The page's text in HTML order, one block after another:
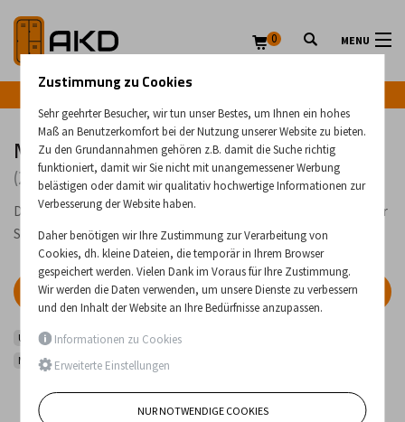
MENU
0
Mobile Patientenbadeliegen
(2 Produkte)
Duschliegen für das Gesundheits- und Pflegewesen, geeignet zur
Sicherstellung der Hygiene für Patienten.
FILTER
Untersuchungsbetten, Betten und Matratzen
Mobile Patientenbadeliegen
Geringster Preis
Zustimmung zu Cookies
Sehr geehrter Besucher, wir tun unser Bestes, um Ihnen ein hohes
Maß an Benutzerkomfort bei der Nutzung unserer Website zu bieten.
Zu den Grundannahmen gehören z.B. damit die Suche richtig
funktioniert, damit wir Sie nicht mit unangemessener Werbung
belästigen oder damit wir qualitativ hochwertige Informationen zur
Verbesserung der Website haben.
Daher benötigen wir Ihre Zustimmung zur Verarbeitung von
Cookies, dh. kleine Dateien, die temporär in Ihrem Browser
gespeichert werden. Vielen Dank im Voraus für Ihre Zustimmung.
Wir werden die Daten verwenden, um unsere Dienste zu verbessern
und den Inhalt der Website an Ihre Bedürfnisse anzupassen.
Informationen zu Cookies
Erweiterte Einstellungen
NUR NOTWENDIGE COOKIES